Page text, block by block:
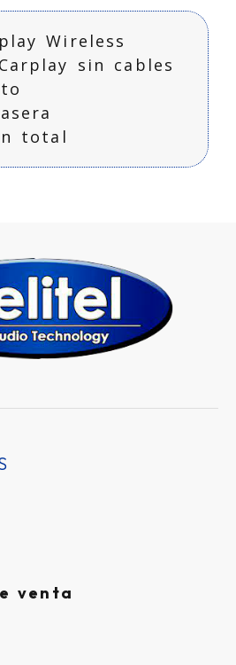
Wireless
sin cables
total
venta